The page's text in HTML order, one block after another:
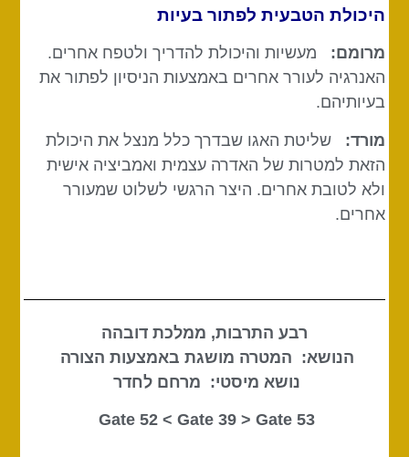
היכולת הטבעית לפתור בעיות
מרומם:
מעשיות והיכולת להדריך ולטפח אחרים.
האנרגיה לעורר אחרים באמצעות הניסיון לפתור את
בעיותיהם.
מורד:
שליטת האגו שבדרך כלל מנצל את היכולת
הזאת למטרות של האדרה עצמית ואמביציה אישית
ולא לטובת אחרים. היצר הרגשי לשלוט שמעורר
אחרים.
רבע התרבות, ממלכת דובהה
הנושא: המטרה מושגת באמצעות הצורה
נושא מיסטי: מרחם לחדר
53 Gate 52 <
Gate 39 > Gate